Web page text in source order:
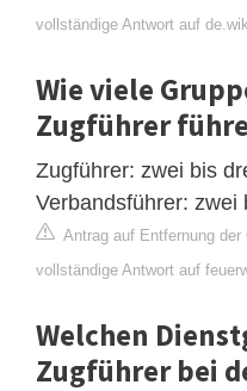
vollständige Antwort auf
Wie viele
Zugführer
Zugführer: zwei bis
Verbandsführer: zwei
Antrag auf Entfernung der
vollständige Antwort auf
Welchen
Zugführer bei